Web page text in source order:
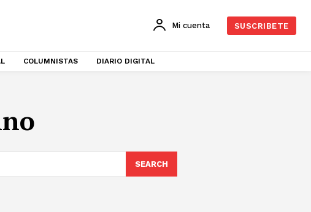
Mi cuenta SUSCRIBETE
COLUMNISTAS DIARIO DIGITAL
SEARCH